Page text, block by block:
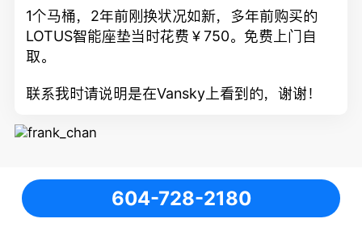
1个马桶，2年前刚换状况如新，多年前购买的
LOTUS智能座垫当时花费￥750。免费上门自
取。
联系我时请说明是在Vansky上看到的，谢谢！
604-728-2180